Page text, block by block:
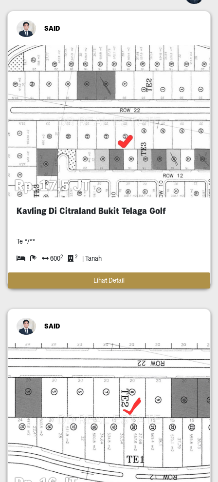
SAID
Rp. 17,5 JT
Kavling Di Citraland Bukit Telaga Golf
Te */**
6002 2 | Tanah
Lihat Detail
SAID